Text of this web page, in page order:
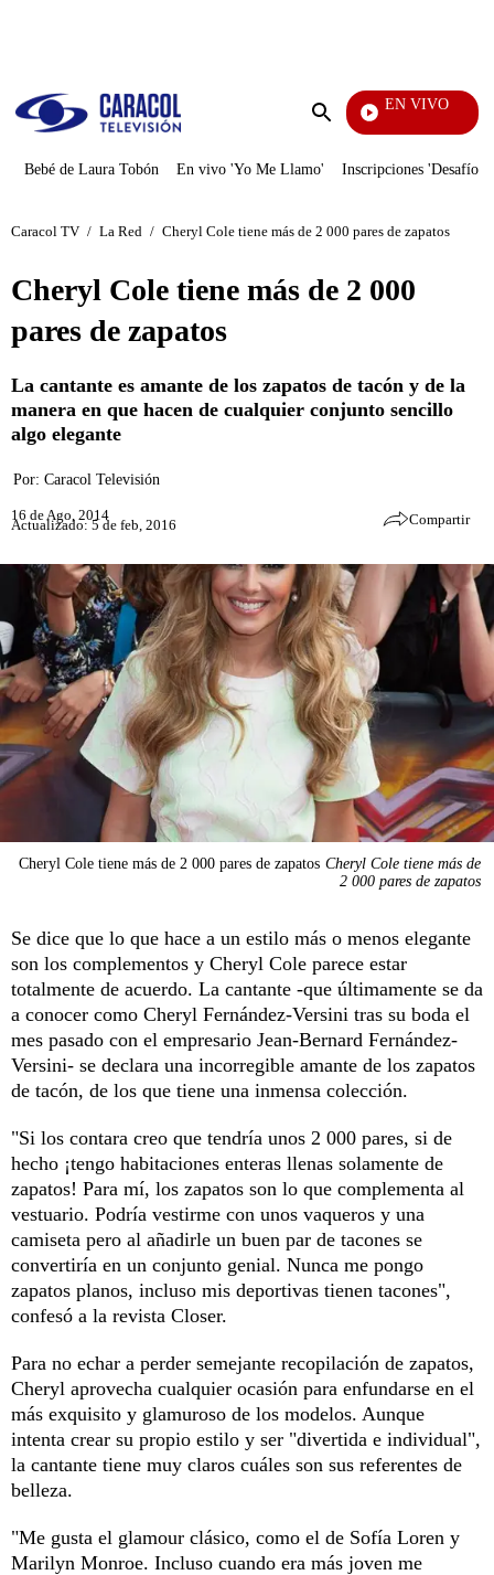
Enviar
EN VIVO
Noticias Caracol
Bebé de Laura Tobón En vivo 'Yo Me Llamo' Inscripciones 'Desafío'
Caracol TV / La Red / Cheryl Cole tiene más de 2 000 pares de zapatos
Cheryl Cole tiene más de 2 000
pares de zapatos
La cantante es amante de los zapatos de tacón y de la
manera en que hacen de cualquier conjunto sencillo
algo elegante
Por: Caracol Televisión
16 de Ago, 2014
Actualizado: 5 de feb, 2016 Compartir
Cheryl Cole tiene más de 2 000 pares de zapatos Cheryl Cole tiene más de
2 000 pares de zapatos
Se dice que lo que hace a un estilo más o menos elegante
son los complementos y Cheryl Cole parece estar
totalmente de acuerdo. La cantante -que últimamente se da
a conocer como Cheryl Fernández-Versini tras su boda el
mes pasado con el empresario Jean-Bernard Fernández-
Versini- se declara una incorregible amante de los zapatos
de tacón, de los que tiene una inmensa colección.
"Si los contara creo que tendría unos 2 000 pares, si de
hecho ¡tengo habitaciones enteras llenas solamente de
zapatos! Para mí, los zapatos son lo que complementa al
vestuario. Podría vestirme con unos vaqueros y una
camiseta pero al añadirle un buen par de tacones se
convertiría en un conjunto genial. Nunca me pongo
zapatos planos, incluso mis deportivas tienen tacones",
confesó a la revista Closer.
Para no echar a perder semejante recopilación de zapatos,
Cheryl aprovecha cualquier ocasión para enfundarse en el
más exquisito y glamuroso de los modelos. Aunque
intenta crear su propio estilo y ser "divertida e individual",
la cantante tiene muy claros cuáles son sus referentes de
belleza.
"Me gusta el glamour clásico, como el de Sofía Loren y
Marilyn Monroe. Incluso cuando era más joven me